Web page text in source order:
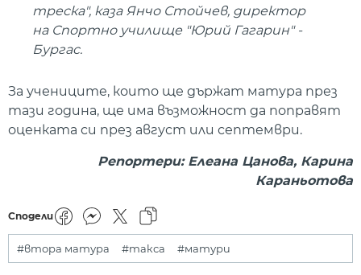
треска", каза Янчо Стойчев, директор
на Спортно училище "Юрий Гагарин" -
Бургас.
За учениците, които ще държат матура през
тази година, ще има възможност да поправят
оценката си през август или септември.
Репортери: Елеана Цанова, Карина
Караньотова
Сподели
#втора матура #такса #матури